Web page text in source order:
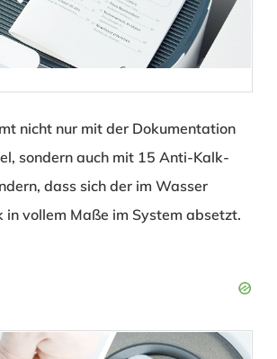
nicht nur mit der Dokumentation
sondern auch mit 15 Anti-Kalk-
dass sich der im Wasser
in vollem Maße im System absetzt.